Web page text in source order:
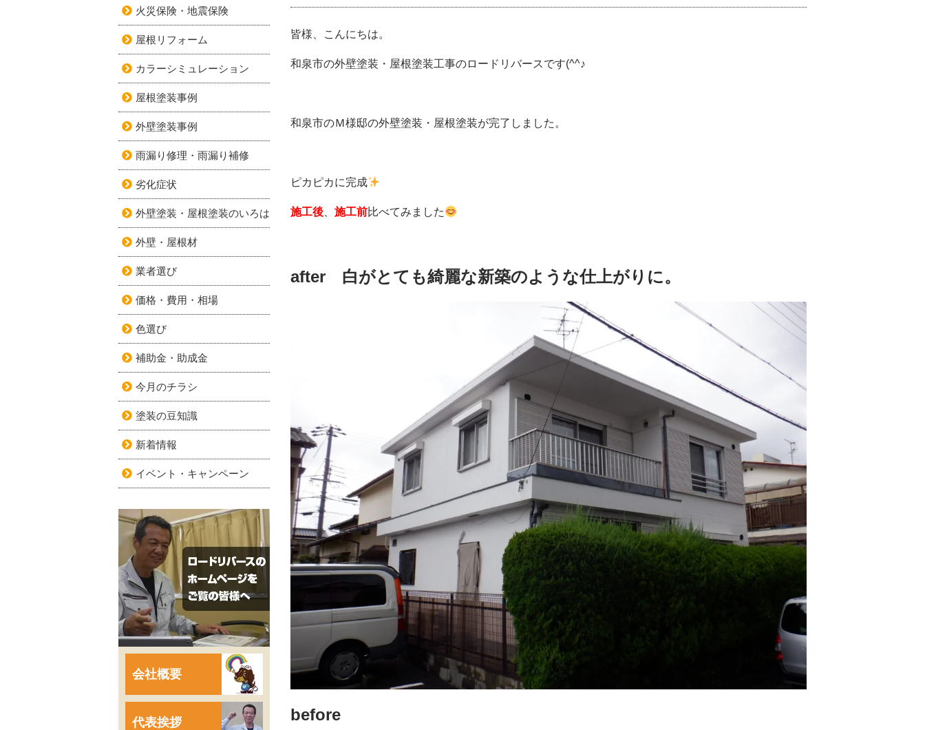
皆様、こんにちは。
和泉市の外壁塗装・屋根塗装工事のロードリバースです(^^♪
和泉市のＭ様邸の外壁塗装・屋根塗装が完了しました。
ピカピカに完成
施工後 施工前比べてみました
after 白がとても綺麗な新築のような仕上がりに。
before
火災保険・地震保険
屋根リフォーム
カラーシミュレーション
屋根塗装事例
外壁塗装事例
雨漏り修理・雨漏り補修
劣化症状
外壁塗装・屋根塗装のいろは
外壁・屋根材
業者選び
価格・費用・相場
色選び
補助金・助成金
今月のチラシ
塗装の豆知識
新着情報
イベント・キャンペーン
会社概要
代表挨拶